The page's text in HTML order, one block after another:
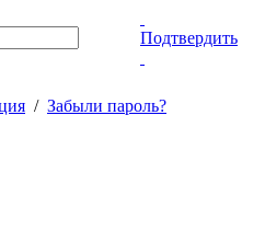
Подтвердить
/ Забыли пароль?